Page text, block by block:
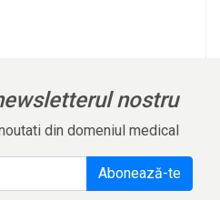
nostru
din domeniul medical
Abonează-te